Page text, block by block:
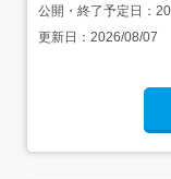
公開・終了予定日：
更新日： 2026/08/07